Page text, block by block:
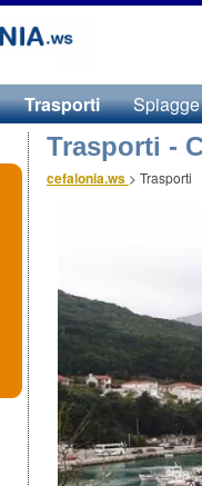
Trasporti Spiagge
Trasporti -
cefalonia.ws > Trasporti